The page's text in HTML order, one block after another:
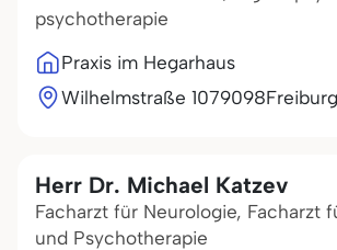
psychotherapie
Praxis im Hegarhaus
Wilhelmstraße 1079098
Herr Dr. Michael Katzev
Facharzt für Neurologie, Facharzt
und Psychotherapie